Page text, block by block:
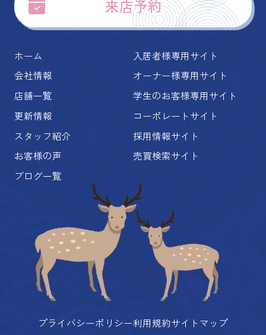
来店予約
ホーム
会社情報
店舗一覧
更新情報
スタッフ紹介
お客様の声
ブログ一覧
入居者様専用サイト
オーナー様専用サイト
学生のお客様専用サイト
コーポレートサイト
採用情報サイト
売買検索サイト
プライバシーポリシー利用規約サイトマップ